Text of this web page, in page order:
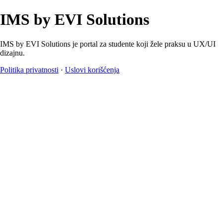
IMS by EVI Solutions
IMS by EVI Solutions je portal za studente koji žele praksu u UX/UI
dizajnu.
Politika privatnosti · Uslovi korišćenja